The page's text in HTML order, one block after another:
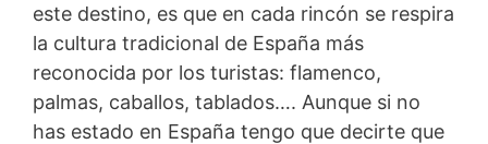
este destino, es que en cada rincón se respira
la cultura tradicional de España más
reconocida por los turistas: flamenco,
palmas, caballos, tablados…. Aunque si no
has estado en España tengo que decirte que